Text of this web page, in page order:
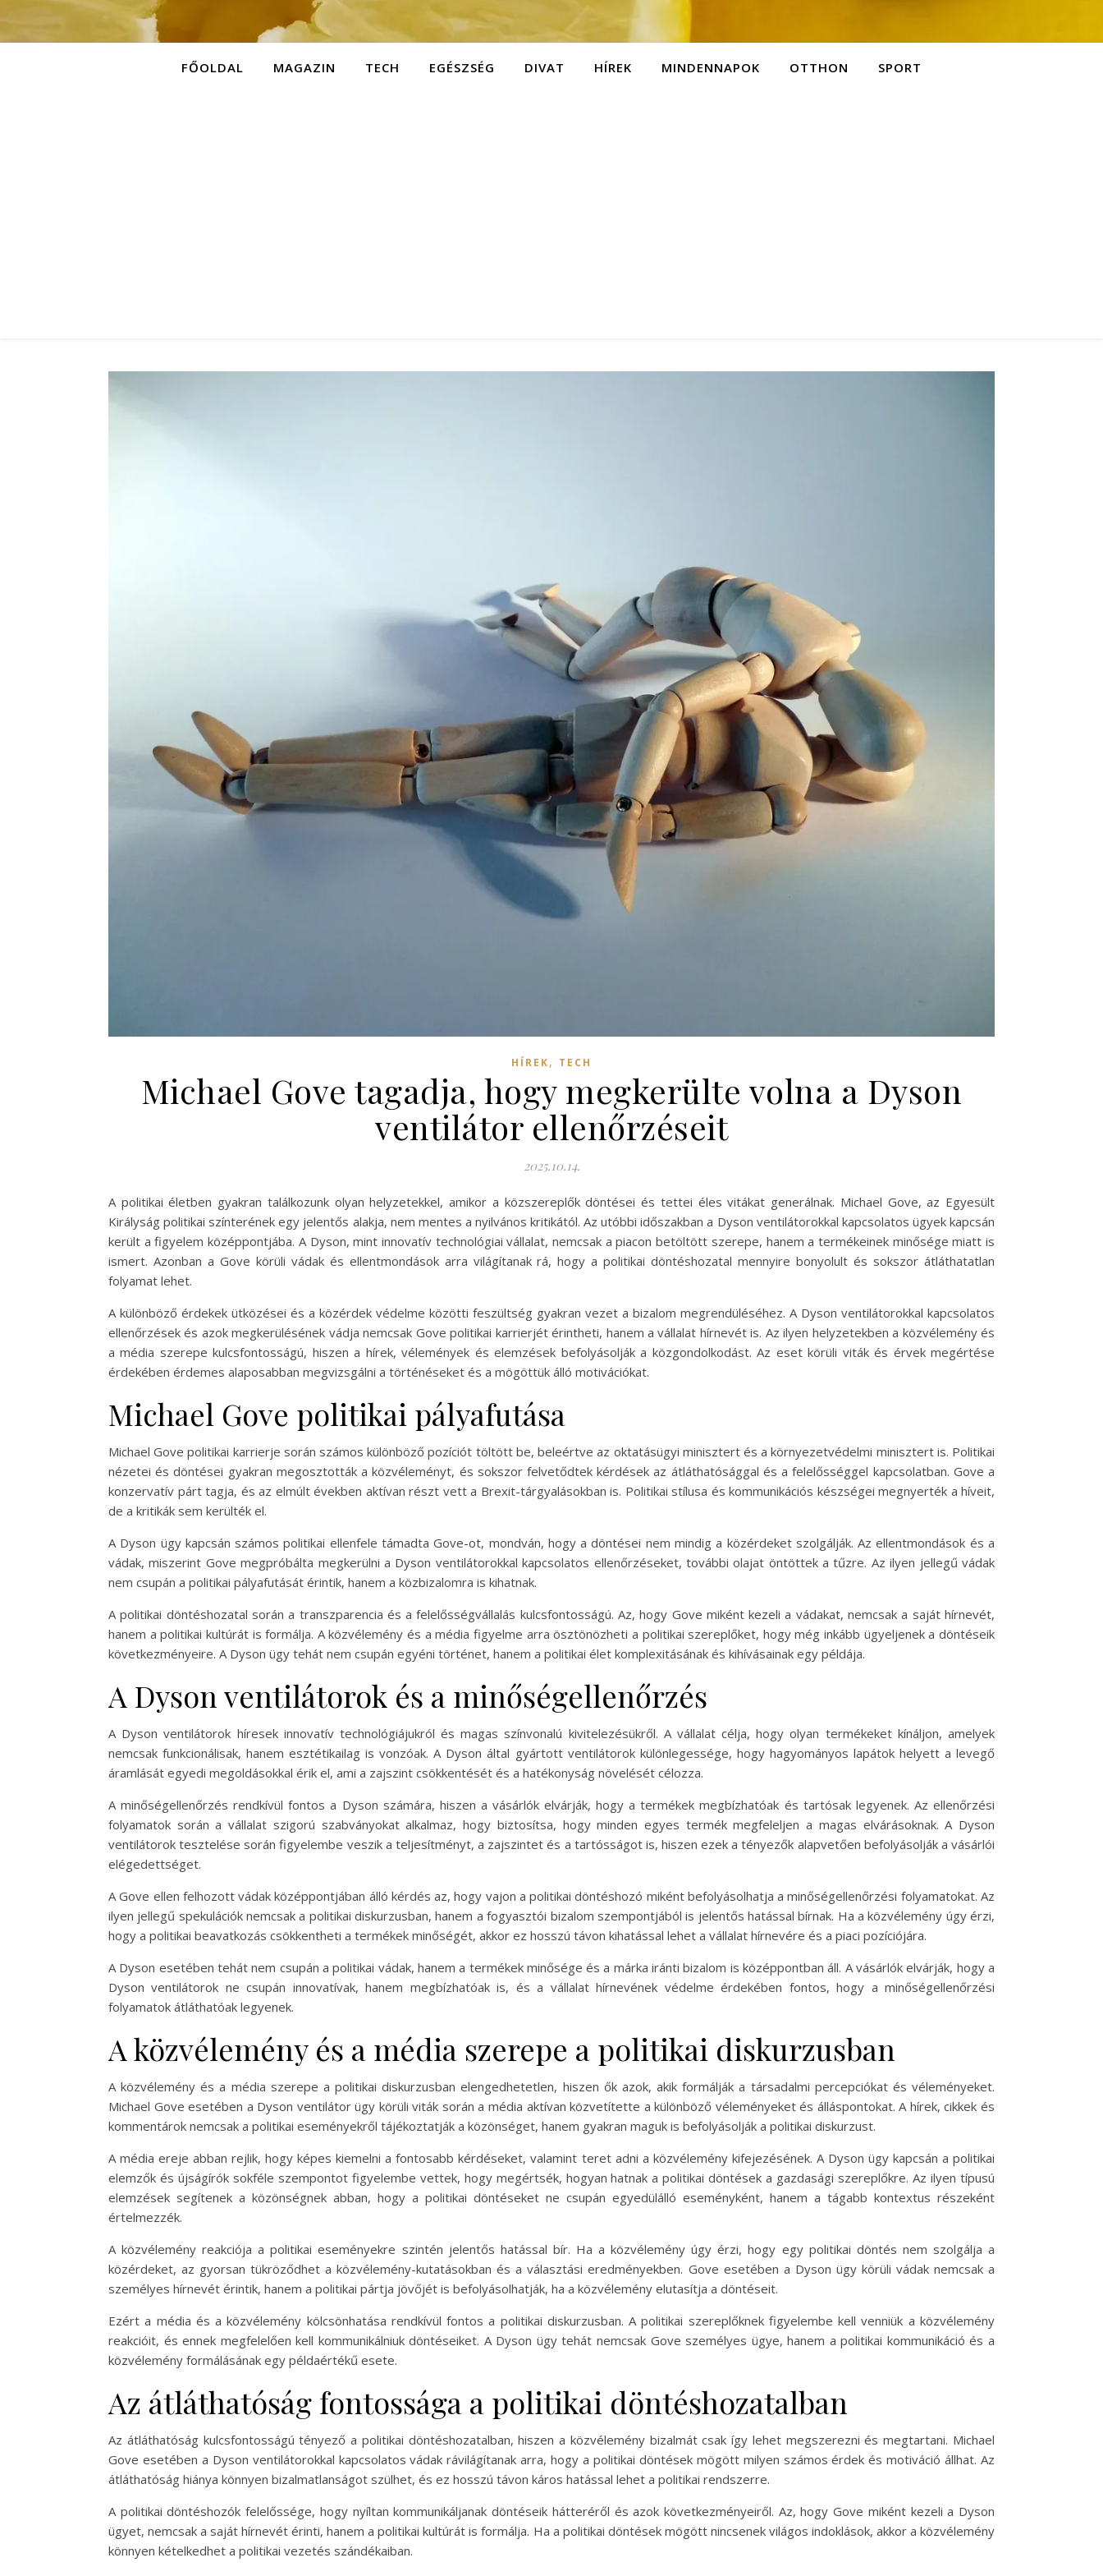
FŐOLDAL MAGAZIN TECH EGÉSZSÉG DIVAT HÍREK MINDENNAPOK OTTHON SPORT
HÍREK, TECH
Michael Gove tagadja, hogy megkerülte volna a Dyson
ventilátor ellenőrzéseit
2025.10.14.
A politikai életben gyakran találkozunk olyan helyzetekkel, amikor a közszereplők döntései és tettei éles vitákat generálnak. Michael Gove, az Egyesült
Királyság politikai színterének egy jelentős alakja, nem mentes a nyilvános kritikától. Az utóbbi időszakban a Dyson ventilátorokkal kapcsolatos ügyek kapcsán
került a figyelem középpontjába. A Dyson, mint innovatív technológiai vállalat, nemcsak a piacon betöltött szerepe, hanem a termékeinek minősége miatt is
ismert. Azonban a Gove körüli vádak és ellentmondások arra világítanak rá, hogy a politikai döntéshozatal mennyire bonyolult és sokszor átláthatatlan
folyamat lehet.
A különböző érdekek ütközései és a közérdek védelme közötti feszültség gyakran vezet a bizalom megrendüléséhez. A Dyson ventilátorokkal kapcsolatos
ellenőrzések és azok megkerülésének vádja nemcsak Gove politikai karrierjét érintheti, hanem a vállalat hírnevét is. Az ilyen helyzetekben a közvélemény és
a média szerepe kulcsfontosságú, hiszen a hírek, vélemények és elemzések befolyásolják a közgondolkodást. Az eset körüli viták és érvek megértése
érdekében érdemes alaposabban megvizsgálni a történéseket és a mögöttük álló motivációkat.
Michael Gove politikai pályafutása
Michael Gove politikai karrierje során számos különböző pozíciót töltött be, beleértve az oktatásügyi minisztert és a környezetvédelmi minisztert is. Politikai
nézetei és döntései gyakran megosztották a közvéleményt, és sokszor felvetődtek kérdések az átláthatósággal és a felelősséggel kapcsolatban. Gove a
konzervatív párt tagja, és az elmúlt években aktívan részt vett a Brexit-tárgyalásokban is. Politikai stílusa és kommunikációs készségei megnyerték a híveit,
de a kritikák sem kerülték el.
A Dyson ügy kapcsán számos politikai ellenfele támadta Gove-ot, mondván, hogy a döntései nem mindig a közérdeket szolgálják. Az ellentmondások és a
vádak, miszerint Gove megpróbálta megkerülni a Dyson ventilátorokkal kapcsolatos ellenőrzéseket, további olajat öntöttek a tűzre. Az ilyen jellegű vádak
nem csupán a politikai pályafutását érintik, hanem a közbizalomra is kihatnak.
A politikai döntéshozatal során a transzparencia és a felelősségvállalás kulcsfontosságú. Az, hogy Gove miként kezeli a vádakat, nemcsak a saját hírnevét,
hanem a politikai kultúrát is formálja. A közvélemény és a média figyelme arra ösztönözheti a politikai szereplőket, hogy még inkább ügyeljenek a döntéseik
következményeire. A Dyson ügy tehát nem csupán egyéni történet, hanem a politikai élet komplexitásának és kihívásainak egy példája.
A Dyson ventilátorok és a minőségellenőrzés
A Dyson ventilátorok híresek innovatív technológiájukról és magas színvonalú kivitelezésükről. A vállalat célja, hogy olyan termékeket kínáljon, amelyek
nemcsak funkcionálisak, hanem esztétikailag is vonzóak. A Dyson által gyártott ventilátorok különlegessége, hogy hagyományos lapátok helyett a levegő
áramlását egyedi megoldásokkal érik el, ami a zajszint csökkentését és a hatékonyság növelését célozza.
A minőségellenőrzés rendkívül fontos a Dyson számára, hiszen a vásárlók elvárják, hogy a termékek megbízhatóak és tartósak legyenek. Az ellenőrzési
folyamatok során a vállalat szigorú szabványokat alkalmaz, hogy biztosítsa, hogy minden egyes termék megfeleljen a magas elvárásoknak. A Dyson
ventilátorok tesztelése során figyelembe veszik a teljesítményt, a zajszintet és a tartósságot is, hiszen ezek a tényezők alapvetően befolyásolják a vásárlói
elégedettséget.
A Gove ellen felhozott vádak középpontjában álló kérdés az, hogy vajon a politikai döntéshozó miként befolyásolhatja a minőségellenőrzési folyamatokat. Az
ilyen jellegű spekulációk nemcsak a politikai diskurzusban, hanem a fogyasztói bizalom szempontjából is jelentős hatással bírnak. Ha a közvélemény úgy érzi,
hogy a politikai beavatkozás csökkentheti a termékek minőségét, akkor ez hosszú távon kihatással lehet a vállalat hírnevére és a piaci pozíciójára.
A Dyson esetében tehát nem csupán a politikai vádak, hanem a termékek minősége és a márka iránti bizalom is középpontban áll. A vásárlók elvárják, hogy a
Dyson ventilátorok ne csupán innovatívak, hanem megbízhatóak is, és a vállalat hírnevének védelme érdekében fontos, hogy a minőségellenőrzési
folyamatok átláthatóak legyenek.
A közvélemény és a média szerepe a politikai diskurzusban
A közvélemény és a média szerepe a politikai diskurzusban elengedhetetlen, hiszen ők azok, akik formálják a társadalmi percepciókat és véleményeket.
Michael Gove esetében a Dyson ventilátor ügy körüli viták során a média aktívan közvetítette a különböző véleményeket és álláspontokat. A hírek, cikkek és
kommentárok nemcsak a politikai eseményekről tájékoztatják a közönséget, hanem gyakran maguk is befolyásolják a politikai diskurzust.
A média ereje abban rejlik, hogy képes kiemelni a fontosabb kérdéseket, valamint teret adni a közvélemény kifejezésének. A Dyson ügy kapcsán a politikai
elemzők és újságírók sokféle szempontot figyelembe vettek, hogy megértsék, hogyan hatnak a politikai döntések a gazdasági szereplőkre. Az ilyen típusú
elemzések segítenek a közönségnek abban, hogy a politikai döntéseket ne csupán egyedülálló eseményként, hanem a tágabb kontextus részeként
értelmezzék.
A közvélemény reakciója a politikai eseményekre szintén jelentős hatással bír. Ha a közvélemény úgy érzi, hogy egy politikai döntés nem szolgálja a
közérdeket, az gyorsan tükröződhet a közvélemény-kutatásokban és a választási eredményekben. Gove esetében a Dyson ügy körüli vádak nemcsak a
személyes hírnevét érintik, hanem a politikai pártja jövőjét is befolyásolhatják, ha a közvélemény elutasítja a döntéseit.
Ezért a média és a közvélemény kölcsönhatása rendkívül fontos a politikai diskurzusban. A politikai szereplőknek figyelembe kell venniük a közvélemény
reakcióit, és ennek megfelelően kell kommunikálniuk döntéseiket. A Dyson ügy tehát nemcsak Gove személyes ügye, hanem a politikai kommunikáció és a
közvélemény formálásának egy példaértékű esete.
Az átláthatóság fontossága a politikai döntéshozatalban
Az átláthatóság kulcsfontosságú tényező a politikai döntéshozatalban, hiszen a közvélemény bizalmát csak így lehet megszerezni és megtartani. Michael
Gove esetében a Dyson ventilátorokkal kapcsolatos vádak rávilágítanak arra, hogy a politikai döntések mögött milyen számos érdek és motiváció állhat. Az
átláthatóság hiánya könnyen bizalmatlanságot szülhet, és ez hosszú távon káros hatással lehet a politikai rendszerre.
A politikai döntéshozók felelőssége, hogy nyíltan kommunikáljanak döntéseik hátteréről és azok következményeiről. Az, hogy Gove miként kezeli a Dyson
ügyet, nemcsak a saját hírnevét érinti, hanem a politikai kultúrát is formálja. Ha a politikai döntések mögött nincsenek világos indoklások, akkor a közvélemény
könnyen kételkedhet a politikai vezetés szándékaiban.